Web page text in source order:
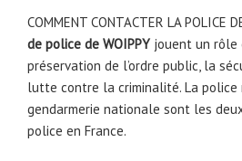
COMMENT CONTACTER LA POLICE
de police de WOIPPY jouent un
préservation de l’ordre public, la
lutte contre la criminalité. La
gendarmerie nationale sont les
police en France.